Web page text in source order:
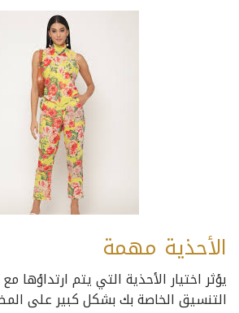
الأحذية مهمة
يؤثر اختيار الأحذية التي يتم ارتداؤها
التنسيق الخاصة بك بشكل كبير على